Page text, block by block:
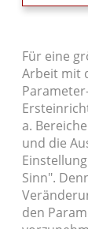
Für eine
Arbeit mit
a.
und die
Sinn".
den